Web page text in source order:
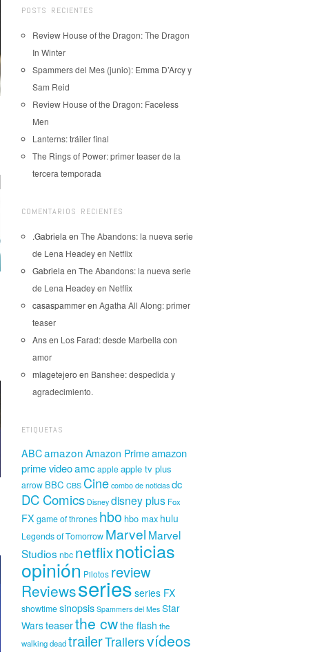
POSTS RECIENTES
Review House of the Dragon: The Dragon
In Winter
Spammers del Mes (junio): Emma D’Arcy y
Sam Reid
Review House of the Dragon: Faceless
Men
Lanterns: tráiler final
The Rings of Power: primer teaser de la
tercera temporada
COMENTARIOS RECIENTES
.Gabriela en The Abandons: la nueva serie
de Lena Headey en Netflix
Gabriela en The Abandons: la nueva serie
de Lena Headey en Netflix
casaspammeren Agatha All Along: primer
teaser
Ansen Los Farad: desde Marbella con
amor
mlagetejero en Banshee: despedida y
agradecimiento.
ETIQUETAS
ABCamazon Amazon Primeamazon
prime videoamcapple apple tv plus
arrow BBC CBS Cine combo de noticias dc
DC Comics Disney disney plus Fox
FX game of thrones hbo hbo max hulu
Legends of Tomorrow Marvel Marvel
Studios nbc netflixnoticias
opinión Pilotos review
Reviewsseries series FX
showtimesinopsis Spammers del Mes Star
Warsteaserthe cwthe flash the
walking deadtrailerTrailersvídeos